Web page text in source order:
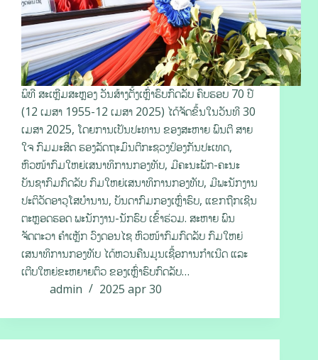
ພິທີ ສະເຫຼີມສະຫຼອງ ວັນສ້າງຕັ້ງເຫຼົ່າຮົບກົດລັບ ຄົບຮອບ 70 ປີ
(12 ເມສາ 1955-12 ເມສາ 2025) ໄດ້ຈັດຂຶ້ນໃນວັນທີ 30
ເມສາ 2025, ໂດຍການເປັນປະທານ ຂອງສະຫາຍ ພົນຕີ ສາຍ
ໃຈ ກົມມະສິດ ຮອງລັດຖະມົນຕີກະຊວງປ້ອງກັນປະເທດ,
ຫົວໜ້າກົມໃຫຍ່ເສນາທິການກອງທັບ, ມີຄະນະພັກ-ຄະນະ
ບັນຊາກົມກົດລັບ ກົມໃຫຍ່ເສນາທິການກອງທັບ, ມີພະນັກງານ
ປະຕິວັດອາວຸໂສບຳນານ, ບັນດາກົມກອງເຫຼົ່າຮົບ, ແຂກຖືກເຊີນ
ຕະຫຼອດຮອດ ພະນັກງານ-ນັກຮົບ ເຂົ້າຮ່ວມ. ສະຫາຍ ພົນ
ຈັດຕະວາ ຄຳເຫຼັກ ວົງດອນໄຊ ຫົວໜ້າກົມກົດລັບ ກົມໃຫຍ່
ເສນາທິການກອງທັບ ໄດ້ຫວນຄືນມູນເຊື້ອການກຳເນີດ ແລະ
ເຕີບໃຫຍ່ຂະຫຍາຍຕົວ ຂອງເຫຼົ່າຮົບກົດລັບ…
admin
2025 apr 30